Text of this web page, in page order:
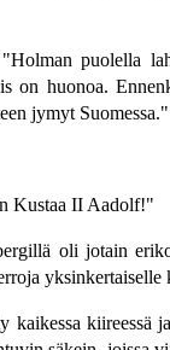
puolella
on huonoa.
jymyt Suomessa."
Kustaa II Aadolf!"
oli jotain
kiireessä